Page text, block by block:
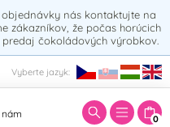
nás kontaktujte na
zákazníkov, že počas horúcich
čokoládových výrobkov.
Vyberte jazyk:
0